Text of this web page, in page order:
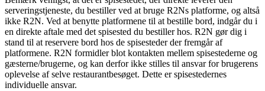
serveringstjeneste, du bestiller ved at bruge R2Ns platforme, og altså
ikke R2N. Ved at benytte platformene til at bestille bord, indgår du i
en direkte aftale med det spisested du bestiller hos. R2N gør dig i
stand til at reservere bord hos de spisesteder der fremgår af
platformene. R2N formidler blot kontakten mellem spisestederne og
gæsterne/brugerne, og kan derfor ikke stilles til ansvar for brugerens
oplevelse af selve restaurantbesøget. Dette er spisestedernes
individuelle ansvar.